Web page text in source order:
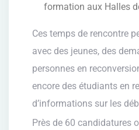
formation aux Halles
Ces temps de rencontre
avec des jeunes, des
personnes en
encore des étudiants en
d’informations sur les
Près de 60 candidatures